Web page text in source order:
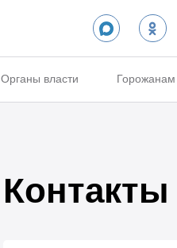
Органы власти Горожанам
Контакты